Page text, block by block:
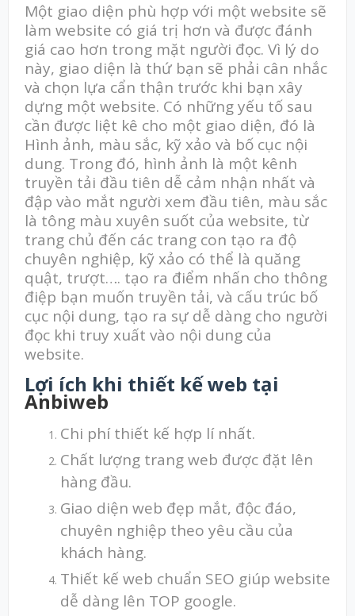
Một giao diện phù hợp với một website sẽ
làm website có giá trị hơn và được đánh
giá cao hơn trong mặt người đọc. Vì lý do
này, giao diện là thứ bạn sẽ phải cân nhắc
và chọn lựa cẩn thận trước khi bạn xây
dựng một website. Có những yếu tố sau
cần được liệt kê cho một giao diện, đó là
Hình ảnh, màu sắc, kỹ xảo và bố cục nội
dung. Trong đó, hình ảnh là một kênh
truyền tải đầu tiên dễ cảm nhận nhất và
đập vào mắt người xem đầu tiên, màu sắc
là tông màu xuyên suốt của website, từ
trang chủ đến các trang con tạo ra độ
chuyên nghiệp, kỹ xảo có thể là quăng
quật, trượt…. tạo ra điểm nhấn cho thông
điệp bạn muốn truyền tải, và cấu trúc bố
cục nội dung, tạo ra sự dễ dàng cho người
đọc khi truy xuất vào nội dung của
website.
Lợi ích khi thiết kế web tại
Anbiweb
Chi phí thiết kế hợp lí nhất.
Chất lượng trang web được đặt lên
hàng đầu.
Giao diện web đẹp mắt, độc đáo,
chuyên nghiệp theo yêu cầu của
khách hàng.
Thiết kế web chuẩn SEO giúp website
dễ dàng lên TOP google.